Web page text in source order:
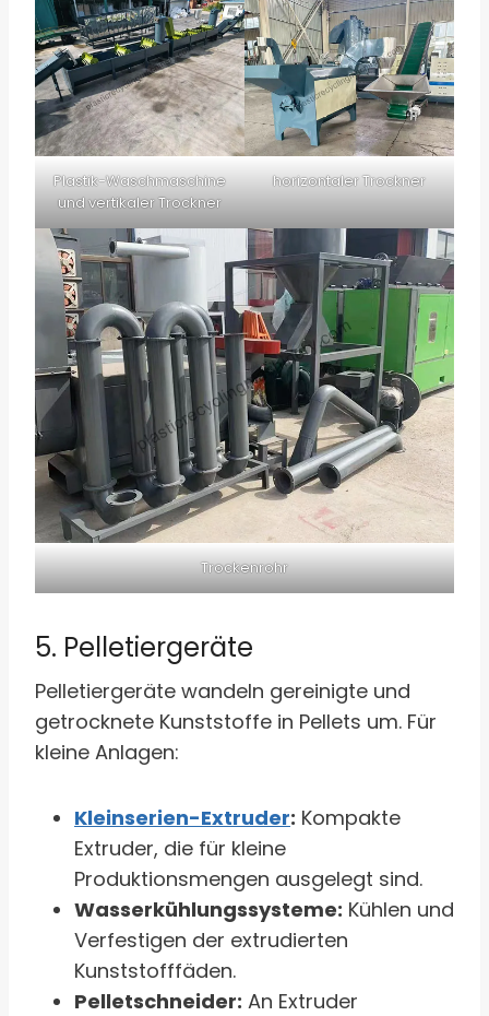
Plastik-Waschmaschine
und vertikaler Trockner
horizontaler Trockner
Trockenrohr
5. Pelletiergeräte
Pelletiergeräte wandeln gereinigte und
getrocknete Kunststoffe in Pellets um. Für
kleine Anlagen:
Kleinserien-Extruder: Kompakte
Extruder, die für kleine
Produktionsmengen ausgelegt sind.
Wasserkühlungssysteme: Kühlen und
Verfestigen der extrudierten
Kunststofffäden.
Pelletschneider: An Extruder